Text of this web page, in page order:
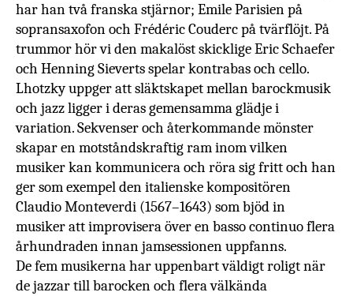
har han två franska stjärnor; Emile Parisien på
sopransaxofon och Frédéric Couderc på tvärflöjt. På
trummor hör vi den makalöst skicklige Eric Schaefer
och Henning Sieverts spelar kontrabas och cello.
Lhotzky uppger att släktskapet mellan barockmusik
och jazz ligger i deras gemensamma glädje i
variation. Sekvenser och återkommande mönster
skapar en motståndskraftig ram inom vilken
musiker kan kommunicera och röra sig fritt och han
ger som exempel den italienske kompositören
Claudio Monteverdi (1567–1643) som bjöd in
musiker att improvisera över en basso continuo flera
århundraden innan jamsessionen uppfanns.
De fem musikerna har uppenbart väldigt roligt när
de jazzar till barocken och flera välkända